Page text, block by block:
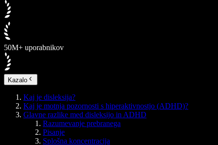
50M+ uporabnikov
Kazalo
Kaj je disleksija?
Kaj je motnja pozornosti s hiperaktivnostjo (ADHD)?
Glavne razlike med disleksijo in ADHD
Razumevanje prebranega
Pisanje
Splošna koncentracija